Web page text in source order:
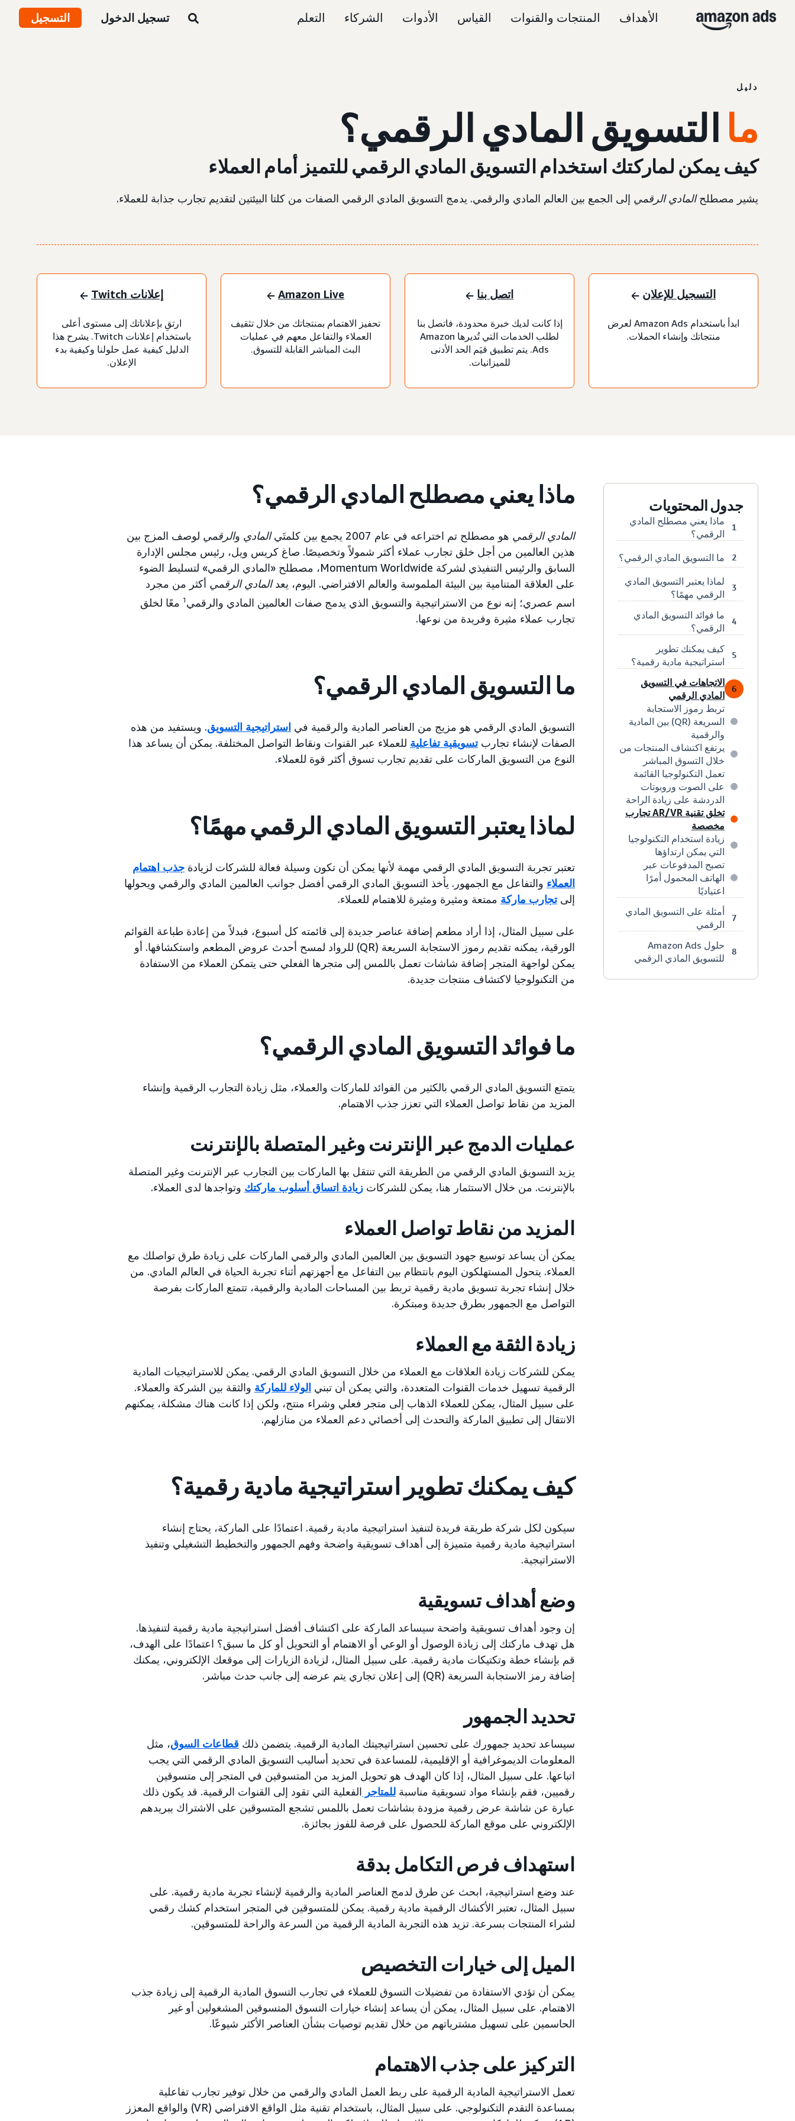
الأهداف المنتجات والقنوات القياس الأدوات الشركاء التعلم تسجيل الدخول التسجيل
دليل
ما التسويق المادي الرقمي؟
كيف يمكن لماركتك استخدام التسويق المادي الرقمي للتميز أمام العملاء
يشير مصطلحالمادي الرقمي إلى الجمع بين العالم المادي والرقمي. يدمج التسويق المادي الرقمي الصفات من كلتا البيئتين لتقديم تجارب جذابة للعملاء.
التسجيل للإعلان
ابدأ باستخدام Amazon Ads لعرض
منتجاتك وإنشاء الحملات.
اتصل بنا
إذا كانت لديك خبرة محدودة، فاتصل بنا
لطلب الخدمات التي تُديرها Amazon
Ads. يتم تطبيق قيَم الحد الأدنى
للميزانيات.
Amazon Live
تحفيز الاهتمام بمنتجاتك من خلال تثقيف
العملاء والتفاعل معهم في عمليات
البث المباشر القابلة للتسوق.
إعلانات Twitch
ارتقِ بإعلاناتك إلى مستوى أعلى
باستخدام إعلانات Twitch. يشرح هذا
الدليل كيفية عمل حلولنا وكيفية بدء
الإعلان.
جدول المحتويات
1
ماذا يعني مصطلح المادي
الرقمي؟
2 ما التسويق المادي الرقمي؟
3
لماذا يعتبر التسويق المادي
الرقمي مهمًا؟
4
ما فوائد التسويق المادي
الرقمي؟
5
كيف يمكنك تطوير
استراتيجية مادية رقمية؟
6
الاتجاهات في التسويق
المادي الرقمي
تربط رموز الاستجابة
السريعة (QR) بين المادية
والرقمية
يرتفع اكتشاف المنتجات من
خلال التسوق المباشر
تعمل التكنولوجيا القائمة
على الصوت وروبوتات
الدردشة على زيادة الراحة
تخلق تقنية AR/VR تجارب
مخصصة
زيادة استخدام التكنولوجيا
التي يمكن ارتداؤها
تصبح المدفوعات عبر
الهاتف المحمول أمرًا
اعتياديًا
7
أمثلة على التسويق المادي
الرقمي
8
حلول Amazon Ads
للتسويق المادي الرقمي
ماذا يعني مصطلح المادي الرقمي؟
المادي الرقمي هو مصطلح تم اختراعه في عام 2007 يجمع بين كلمتَي المادي والرقمي لوصف المزج بين
هذين العالمين من أجل خلق تجارب عملاء أكثر شمولاً وتخصيصًا. صاغ كريس ويل، رئيس مجلس الإدارة
السابق والرئيس التنفيذي لشركة Momentum Worldwide، مصطلح «المادي الرقمي» لتسليط الضوء
على العلاقة المتنامية بين البيئة الملموسة والعالم الافتراضي. اليوم، يعدالمادي الرقمي أكثر من مجرد
اسم عصري؛ إنه نوع من الاستراتيجية والتسويق الذي يدمج صفات العالمين المادي والرقمي 1 معًا لخلق
تجارب عملاء مثيرة وفريدة من نوعها.
ما التسويق المادي الرقمي؟
التسويق المادي الرقمي هو مزيج من العناصر المادية والرقمية في استراتيجية التسويق. ويستفيد من هذه
الصفات لإنشاء تجاربتسويقية تفاعلية للعملاء عبر القنوات ونقاط التواصل المختلفة. يمكن أن يساعد هذا
النوع من التسويق الماركات على تقديم تجارب تسوق أكثر قوة للعملاء.
لماذا يعتبر التسويق المادي الرقمي مهمًا؟
تعتبر تجربة التسويق المادي الرقمي مهمة لأنها يمكن أن تكون وسيلة فعالة للشركات لزيادة جذب اهتمام
العملاء والتفاعل مع الجمهور. يأخذ التسويق المادي الرقمي أفضل جوانب العالمين المادي والرقمي ويحولها
إلىتجارب ماركة ممتعة ومثيرة ومثيرة للاهتمام للعملاء.
على سبيل المثال، إذا أراد مطعم إضافة عناصر جديدة إلى قائمته كل أسبوع، فبدلاً من إعادة طباعة القوائم
الورقية، يمكنه تقديم رموز الاستجابة السريعة (QR) للرواد لمسح أحدث عروض المطعم واستكشافها. أو
يمكن لواجهة المتجر إضافة شاشات تعمل باللمس إلى متجرها الفعلي حتى يتمكن العملاء من الاستفادة
من التكنولوجيا لاكتشاف منتجات جديدة.
ما فوائد التسويق المادي الرقمي؟
يتمتع التسويق المادي الرقمي بالكثير من الفوائد للماركات والعملاء، مثل زيادة التجارب الرقمية وإنشاء
المزيد من نقاط تواصل العملاء التي تعزز جذب الاهتمام.
عمليات الدمج عبر الإنترنت وغير المتصلة بالإنترنت
يزيد التسويق المادي الرقمي من الطريقة التي تنتقل بها الماركات بين التجارب عبر الإنترنت وغير المتصلة
بالإنترنت. من خلال الاستثمار هنا، يمكن للشركات زيادة اتساق أسلوب ماركتك وتواجدها لدى العملاء.
المزيد من نقاط تواصل العملاء
يمكن أن يساعد توسيع جهود التسويق بين العالمين المادي والرقمي الماركات على زيادة طرق تواصلك مع
العملاء. يتحول المستهلكون اليوم بانتظام بين التفاعل مع أجهزتهم أثناء تجربة الحياة في العالم المادي. من
خلال إنشاء تجربة تسويق مادية رقمية تربط بين المساحات المادية والرقمية، تتمتع الماركات بفرصة
التواصل مع الجمهور بطرق جديدة ومبتكرة.
زيادة الثقة مع العملاء
يمكن للشركات زيادة العلاقات مع العملاء من خلال التسويق المادي الرقمي. يمكن للاستراتيجيات المادية
الرقمية تسهيل خدمات القنوات المتعددة، والتي يمكن أن تبني الولاء للماركة والثقة بين الشركة والعملاء.
على سبيل المثال، يمكن للعملاء الذهاب إلى متجر فعلي وشراء منتج، ولكن إذا كانت هناك مشكلة، يمكنهم
الانتقال إلى تطبيق الماركة والتحدث إلى أخصائي دعم العملاء من منازلهم.
كيف يمكنك تطوير استراتيجية مادية رقمية؟
سيكون لكل شركة طريقة فريدة لتنفيذ استراتيجية مادية رقمية. اعتمادًا على الماركة، يحتاج إنشاء
استراتيجية مادية رقمية متميزة إلى أهداف تسويقية واضحة وفهم الجمهور والتخطيط التشغيلي وتنفيذ
الاستراتيجية.
وضع أهداف تسويقية
إن وجود أهداف تسويقية واضحة سيساعد الماركة على اكتشاف أفضل استراتيجية مادية رقمية لتنفيذها.
هل تهدف ماركتك إلى زيادة الوصول أو الوعي أو الاهتمام أو التحويل أو كل ما سبق؟ اعتمادًا على الهدف،
قم بإنشاء خطة وتكتيكات مادية رقمية. على سبيل المثال، لزيادة الزيارات إلى موقعك الإلكتروني، يمكنك
إضافة رمز الاستجابة السريعة (QR) إلى إعلان تجاري يتم عرضه إلى جانب حدث مباشر.
تحديد الجمهور
سيساعد تحديد جمهورك على تحسين استراتيجيتك المادية الرقمية. يتضمن ذلك قطاعات السوق، مثل
المعلومات الديموغرافية أو الإقليمية، للمساعدة في تحديد أساليب التسويق المادي الرقمي التي يجب
اتباعها. على سبيل المثال، إذا كان الهدف هو تحويل المزيد من المتسوقين في المتجر إلى متسوقين
رقميين، فقم بإنشاء مواد تسويقية مناسبة للمتاجر الفعلية التي تقود إلى القنوات الرقمية. قد يكون ذلك
عبارة عن شاشة عرض رقمية مزودة بشاشات تعمل باللمس تشجع المتسوقين على الاشتراك ببريدهم
الإلكتروني على موقع الماركة للحصول على فرصة للفوز بجائزة.
استهداف فرص التكامل بدقة
عند وضع استراتيجية، ابحث عن طرق لدمج العناصر المادية والرقمية لإنشاء تجربة مادية رقمية. على
سبيل المثال، تعتبر الأكشاك الرقمية مادية رقمية. يمكن للمتسوقين في المتجر استخدام كشك رقمي
لشراء المنتجات بسرعة. تزيد هذه التجربة المادية الرقمية من السرعة والراحة للمتسوقين.
الميل إلى خيارات التخصيص
يمكن أن تؤدي الاستفادة من تفضيلات التسوق للعملاء في تجارب التسوق المادية الرقمية إلى زيادة جذب
الاهتمام. على سبيل المثال، يمكن أن يساعد إنشاء خيارات التسوق المتسوقين المشغولين أو غير
الحاسمين على تسهيل مشترياتهم من خلال تقديم توصيات بشأن العناصر الأكثر شيوعًا.
التركيز على جذب الاهتمام
تعمل الاستراتيجية المادية الرقمية على ربط العمل المادي والرقمي من خلال توفير تجارب تفاعلية
بمساعدة التقدم التكنولوجي. على سبيل المثال، باستخدام تقنية مثل الواقع الافتراضي (VR) والواقع المعزز